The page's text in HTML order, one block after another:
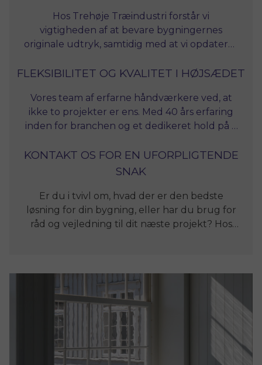
Hos Trehøje Træindustri forstår vi
vigtigheden af at bevare bygningernes
originale udtryk, samtidig med at vi opdaterer
energieffektivitet. Derfor specialiserer vi os i
døre, der er skræddersyet til hver enkelt
bygnings unikke mål og karakteristika.
FLEKSIBILITET OG KVALITET I HØJSÆDET
Vores team af erfarne håndværkere ved, at
ikke to projekter er ens. Med 40 års erfaring
inden for branchen og et dedikeret hold på 4
fleksible løsninger, der nøje tilpasses dine
specifikke behov og ønsker. Uanset om det
, der forbedrer bygningens isolering,
støjdæmpende forsatsvinduer
specialfremstillede rammer, der
komplementerer bygningens æstetik, er
vores mål altid at levere højeste kvalitet – til
KONTAKT OS FOR EN UFORPLIGTENDE
SNAK
Er du i tvivl om, hvad der er den bedste
løsning for din bygning, eller har du brug for
råd og vejledning til dit næste projekt? Hos
bevarer bygningens karakter og historie.